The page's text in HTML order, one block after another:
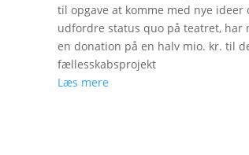
til opgave at komme med nye ideer
udfordre status quo på teatret, har
en donation på en halv mio. kr. til
fællesskabsprojekt
Læs mere